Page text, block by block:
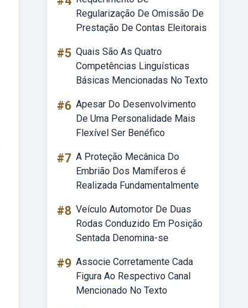
Regularização De Omissão De
Prestação De Contas Eleitorais
#5 Quais São As Quatro
Competências Linguísticas
Básicas Mencionadas No Texto
#6 Apesar Do Desenvolvimento
De Uma Personalidade Mais
Flexível Ser Benéfico
#7 A Proteção Mecânica Do
Embrião Dos Mamíferos é
Realizada Fundamentalmente
#8 Veículo Automotor De Duas
Rodas Conduzido Em Posição
Sentada Denomina-se
#9 Associe Corretamente Cada
Figura Ao Respectivo Canal
Mencionado No Texto